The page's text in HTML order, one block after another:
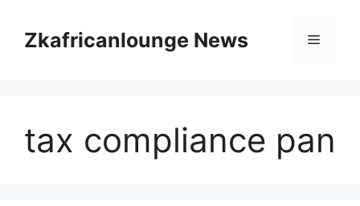
contentZkafricanlounge News Menu
tax compliance pan